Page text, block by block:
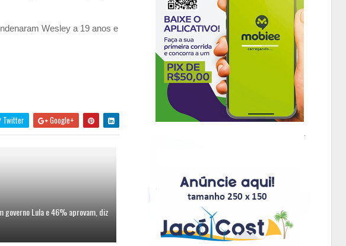
Wesley a 19 anos e
Twitter Google+
governo Lula e 46% aprovam, diz